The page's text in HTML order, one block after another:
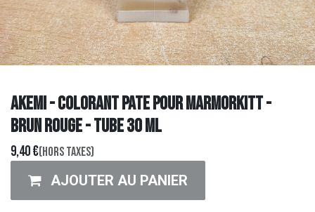
AKEMI - COLORANT PATE POUR MARMORKITT -
BRUN ROUGE - TUBE 30 ML
9,40€(Hors taxes)
AJOUTER AU PANIER